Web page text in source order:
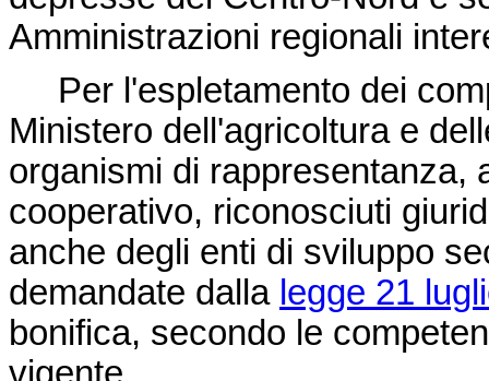
Amministrazioni regionali
Per l'espletamento dei
Ministero dell'agricoltura e
organismi di rappresentanza,
cooperativo, riconosciuti
anche degli enti di sviluppo
demandate dalla legge 21
bonifica, secondo le